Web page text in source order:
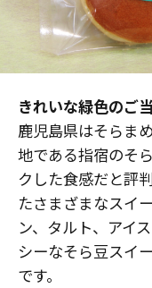
きれいな緑色のご
鹿児島県はそらま
地である指宿のそ
クした食感だと評
たさまざまなスイ
ン、タルト、アイ
シーなそら豆スイ
です。